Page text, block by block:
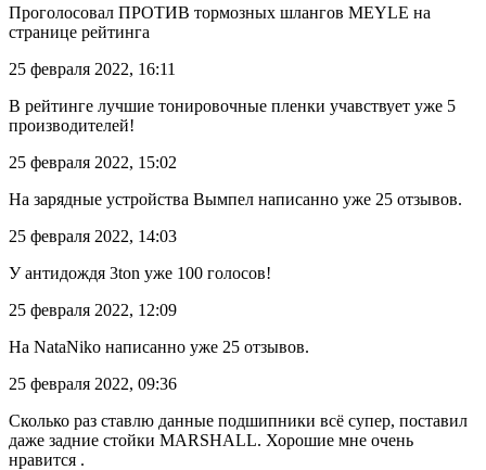
Проголосовал ПРОТИВ тормозных шлангов MEYLE на
странице рейтинга
25 февраля 2022, 16:11
В рейтинге лучшие тонировочные пленки учавствует уже 5
производителей!
25 февраля 2022, 15:02
На зарядные устройства Вымпел написанно уже 25 отзывов.
25 февраля 2022, 14:03
У антидождя 3ton уже 100 голосов!
25 февраля 2022, 12:09
На NataNiko написанно уже 25 отзывов.
25 февраля 2022, 09:36
Сколько раз ставлю данные подшипники всё супер, поставил
даже задние стойки MARSHALL. Хорошие мне очень
нравится .